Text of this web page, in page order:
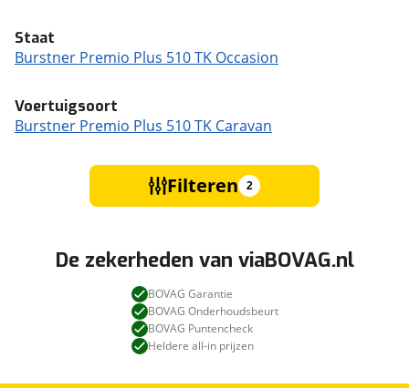
Staat
Burstner Premio Plus 510 TK Occasion
Voertuigsoort
Burstner Premio Plus 510 TK Caravan
Filteren 2
De zekerheden van viaBOVAG.nl
BOVAG Garantie
BOVAG Onderhoudsbeurt
BOVAG Puntencheck
Heldere all-in prijzen